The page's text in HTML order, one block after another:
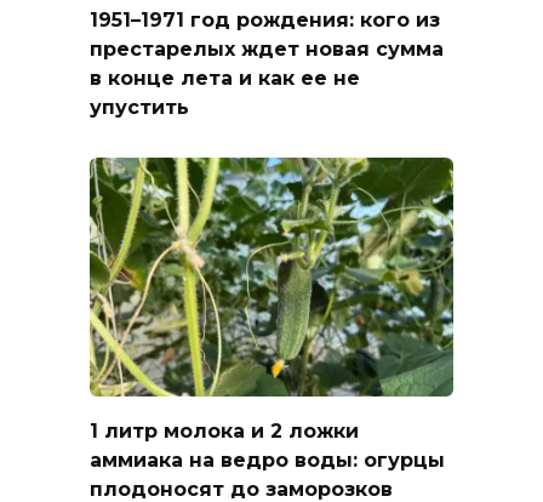
1951–1971 год рождения: кого из
престарелых ждет новая сумма
в конце лета и как ее не
упустить
1 литр молока и 2 ложки
аммиака на ведро воды: огурцы
плодоносят до заморозков